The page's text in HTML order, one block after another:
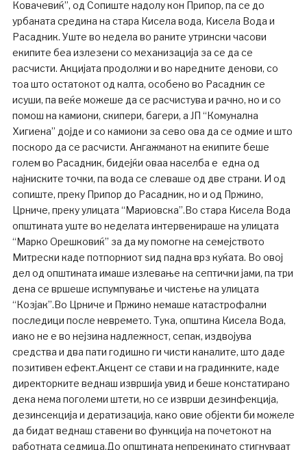
Ковачевиќ”, од Сопиште надолу кон Припор, па се до
урбаната средина на стара Кисела вода, Кисела Вода и
Расадник. Уште во недела во раните утрински часови
екипите беа излезени со механизација за се да се
расчисти. Акцијата продолжи и во наредните денови, со
тоа што остатокот од калта, особено во Расадник се
исуши, па веќе можеше да се расчистува и рачно, но и со
помош на камиони, скипери, багери, а ЈП “Комунална
Хигиена” дојде и со камиони за сево ова да се одмие и што
поскоро да се расчисти. Ангажманот на екипите беше
голем во Расадник, бидејќи оваа населба е една од
најниските точки, па вода се слеваше од две страни. И од
сопиште, преку Припор до Расадник, но и од Пржино,
Црниче, преку улицата “Мариовска”.Во стара Кисела Вода
општината уште во неделата интервенираше на улицата
“Марко Орешковиќ” за да му помогне на семејството
Митрески каде потпорниот ѕид падна врз куќата. Во овој
дел од општината имаше излевање на септички јами, па три
дена се вршеше испумпување и чистење на улицата
“Козјак”.Во Црниче и Пржино немаше катастрофални
последици после невремето. Тука, општина Кисела Вода,
иако не е во нејзина надлежност, сепак, издвојува
средства и два пати годишно ги чисти каналите, што даде
позитивен ефект.Акцент се стави и на градинките, каде
директорките веднаш извршија увид и беше констатирано
дека нема поголеми штети, но се изврши дезинфекција,
дезинсекција и дератизација, како овие објекти би можеле
да бидат веднаш ставени во функција на почетокот на
работната седмица.До општината непрекинато стигнуваат